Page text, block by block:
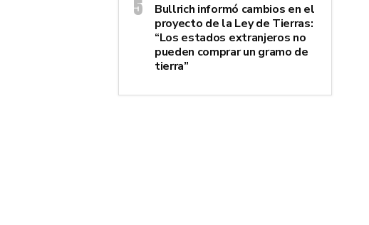
Bullrich informó cambios en el
proyecto de la Ley de Tierras:
“Los estados extranjeros no
pueden comprar un gramo de
tierra”